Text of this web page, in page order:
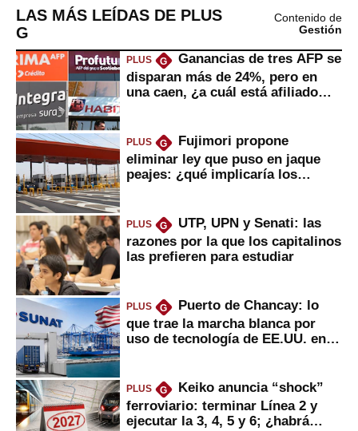
LAS MÁS LEÍDAS DE PLUS
G
Contenido de
Gestión
PLUS G
Ganancias de tres AFP se
disparan más de 24%, pero en
una caen, ¿a cuál está afiliado
PLUS G
Fujimori propone
eliminar ley que puso en jaque
peajes: ¿qué implicaría los
PLUS G
UTP, UPN y Senati: las
razones por la que los capitalinos
las prefieren para estudiar
PLUS G
Puerto de Chancay: lo
que trae la marcha blanca por
uso de tecnología de EE.UU. en
PLUS G
Keiko anuncia “shock”
ferroviario: terminar Línea 2 y
ejecutar la 3, 4, 5 y 6; ¿habrá